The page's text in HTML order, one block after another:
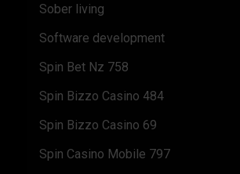
Sober living
Software development
Spin Bet Nz 758
Spin Bizzo Casino 484
Spin Bizzo Casino 69
Spin Casino Mobile 797